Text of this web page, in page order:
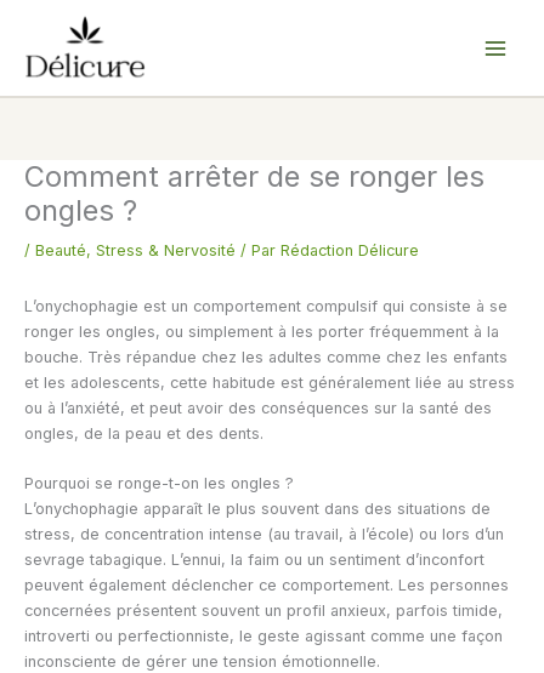
contenu
Comment arrêter de se ronger les
ongles ?
/ Beauté, Stress & Nervosité / Par Rédaction Délicure
L’onychophagie est un comportement compulsif qui consiste à se
ronger les ongles, ou simplement à les porter fréquemment à la
bouche. Très répandue chez les adultes comme chez les enfants
et les adolescents, cette habitude est généralement liée au stress
ou à l’anxiété, et peut avoir des conséquences sur la santé des
ongles, de la peau et des dents.
Pourquoi se ronge-t-on les ongles ?
L’onychophagie apparaît le plus souvent dans des situations de
stress, de concentration intense (au travail, à l’école) ou lors d’un
sevrage tabagique. L’ennui, la faim ou un sentiment d’inconfort
peuvent également déclencher ce comportement. Les personnes
concernées présentent souvent un profil anxieux, parfois timide,
introverti ou perfectionniste, le geste agissant comme une façon
inconsciente de gérer une tension émotionnelle.